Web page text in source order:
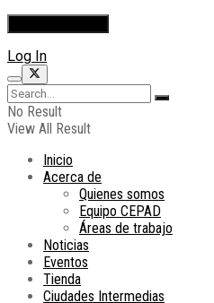
Log In
No Result
View All Result
Inicio
Acerca de
Quienes somos
Equipo CEPAD
Áreas de trabajo
Noticias
Eventos
Tienda
Ciudades Intermedias